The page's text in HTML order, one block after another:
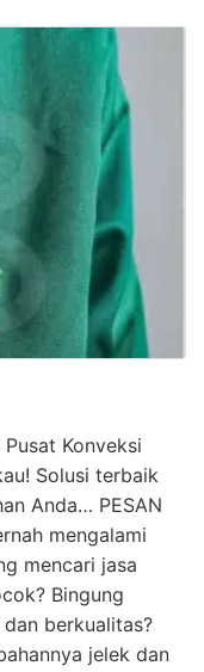
Konveksi
Solusi terbaik
Anda… PESAN
mengalami
mencari jasa
Bingung
berkualitas?
jelek dan